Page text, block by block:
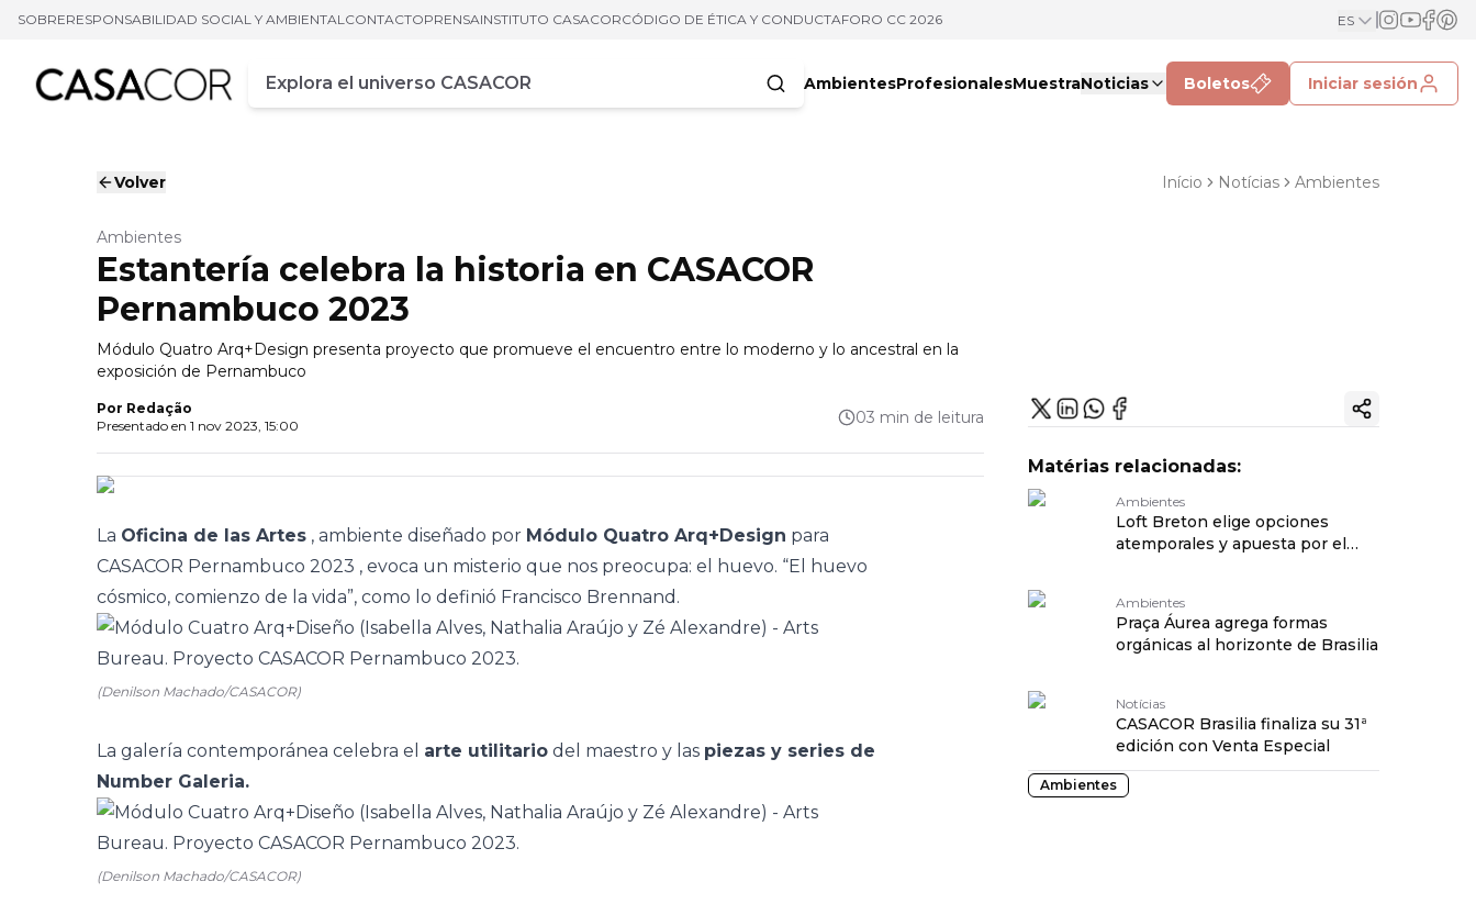
SOBRERESPONSABILIDAD SOCIAL Y AMBIENTALCONTACTOPRENSAINSTITUTO CASACORCÓDIGO DE ÉTICA Y CONDUCTAFORO CC 2026 ES
Campo de busca
Ingrese al menos tres caracteres
AmbientesProfesionalesMuestraNoticias Boletos Iniciar sesión
Volver Início Notícias Ambientes
Ambientes
Estantería celebra la historia en CASACOR
Pernambuco 2023
Módulo Quatro Arq+Design presenta proyecto que promueve el encuentro entre lo moderno y lo ancestral en la
exposición de Pernambuco
Por Redação
Presentado en 1 nov 2023, 15:00 03 min de leitura
La Oficina de las Artes , ambiente diseñado por Módulo Quatro Arq+Design para
CASACOR Pernambuco 2023 , evoca un misterio que nos preocupa: el huevo. “El huevo
cósmico, comienzo de la vida”, como lo definió Francisco Brennand.
(Denilson Machado/CASACOR)
La galería contemporánea celebra el arte utilitario del maestro y las piezas y series de
Number Galeria.
(Denilson Machado/CASACOR)
Copiar enlace
Matérias relacionadas:
Ambientes
Loft Breton elige opciones
atemporales y apuesta por el
Ambientes
Praça Áurea agrega formas
orgánicas al horizonte de Brasilia
Notícias
CASACOR Brasilia finaliza su 31ª
edición con Venta Especial
Ambientes